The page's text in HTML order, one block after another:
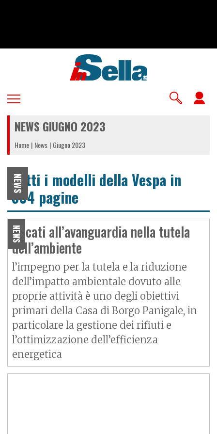
NEWS GIUGNO 2023
Home News Giugno 2023
NEWS
Tutti i modelli della Vespa in
304 pagine
NEWS
Ducati all’avanguardia nella tutela
dell’ambiente
l’impegno per la tutela e la riduzione
dell’impatto ambientale dovuto alle
proprie attività è uno degli obiettivi
primari della Casa di Borgo Panigale, in
particolare la gestione dei rifiuti e
l’ottimizzazione dell’efficienza
energetica